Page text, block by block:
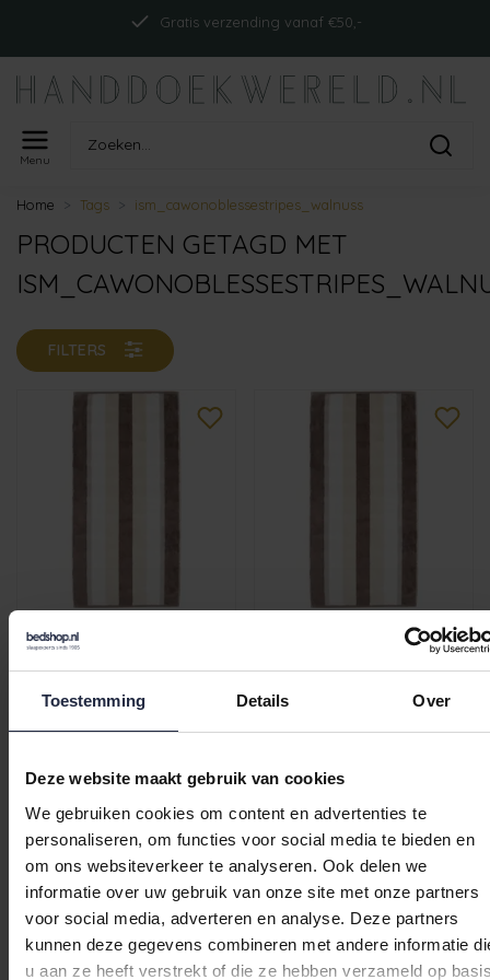
Toestemming Details Over
Deze website maakt gebruik van cookies
We gebruiken cookies om content en advertenties te
personaliseren, om functies voor social media te bieden en
om ons websiteverkeer te analyseren. Ook delen we
informatie over uw gebruik van onze site met onze partners
voor social media, adverteren en analyse. Deze partners
kunnen deze gegevens combineren met andere informatie
u aan ze heeft verstrekt of die ze hebben verzameld op
Gratis verzending vanaf €50,-
Menu
Home Tags ism_cawonoblessestripes_walnuss
PRODUCTEN GETAGD MET
FILTERS
Cawo Noblesse Stripes
Gastendoekje 30x50
€7,95
Cawo Noblesse Stripes
€47,95